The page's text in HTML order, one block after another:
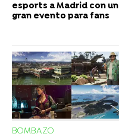
esports a Madrid con un
gran evento para fans
BOMBAZO